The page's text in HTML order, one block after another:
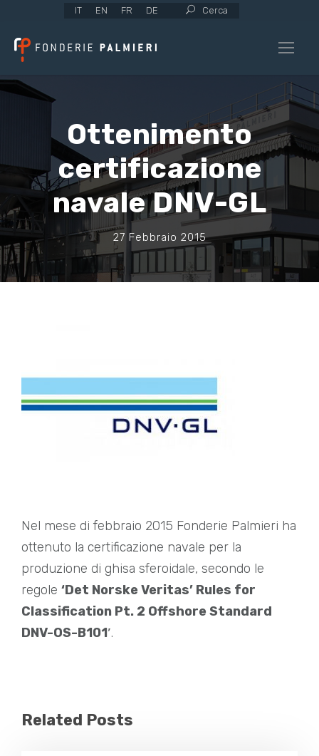
IT EN FR DE Cerca
Ottenimento
certificazione
navale DNV-GL
27 Febbraio 2015
Nel mese di febbraio 2015 Fonderie Palmieri ha
ottenuto la certificazione navale per la
produzione di ghisa sferoidale, secondo le
regole ‘Det Norske Veritas’ Rules for
Classification Pt. 2 Offshore Standard
DNV-OS-B101′.
Related Posts